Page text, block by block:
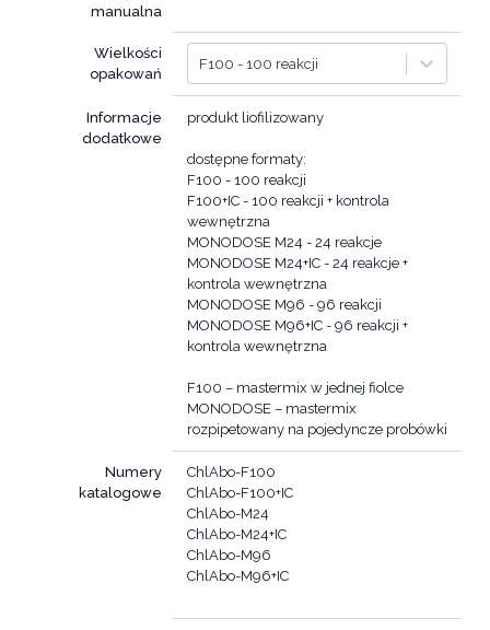
manualna
Wielkości
opakowań
F100 - 100 reakcji
Informacje
dodatkowe
produkt liofilizowany
dostępne formaty:
F100 - 100 reakcji
F100+IC - 100 reakcji + kontrola
wewnętrzna
MONODOSE M24 - 24 reakcje
MONODOSE M24+IC - 24 reakcje +
kontrola wewnętrzna
MONODOSE M96 - 96 reakcji
MONODOSE M96+IC - 96 reakcji +
kontrola wewnętrzna
F100 – mastermix w jednej fiolce
MONODOSE – mastermix
Numery
katalogowe
ChlAbo-F100
ChlAbo-F100+IC
ChlAbo-M24
ChlAbo-M24+IC
ChlAbo-M96
ChlAbo-M96+IC